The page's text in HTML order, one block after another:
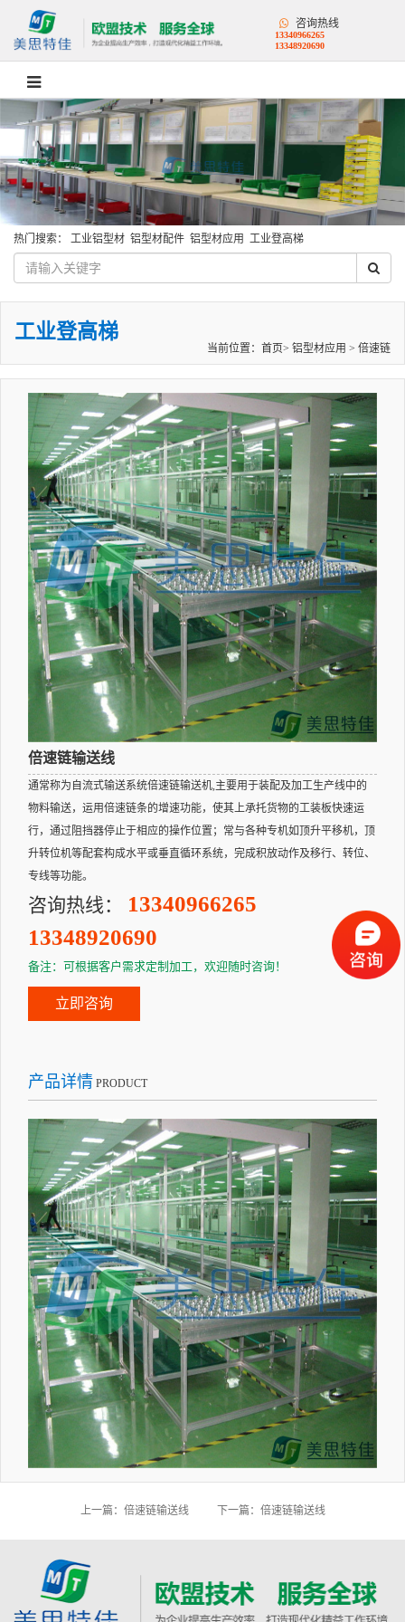
咨询热线
13340966265
13348920690
热门搜索： 工业铝型材 铝型材配件 铝型材应用 工业登高梯
工业登高梯
当前位置： 首页> 铝型材应用 > 倍速链
倍速链输送线
通常称为自流式输送系统倍速链输送机,主要用于装配及加工生产线中的
物料输送，运用倍速链条的增速功能，使其上承托货物的工装板快速运
行，通过阻挡器停止于相应的操作位置；常与各种专机如顶升平移机，顶
升转位机等配套构成水平或垂直循环系统，完成积放动作及移行、转位、
专线等功能。
咨询热线： 13340966265
13348920690
备注：可根据客户需求定制加工，欢迎随时咨询！
立即咨询
产品详情 PRODUCT
上一篇：倍速链输送线 下一篇：倍速链输送线